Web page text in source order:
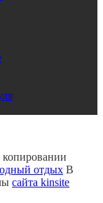
отдых В
сайта kinsite